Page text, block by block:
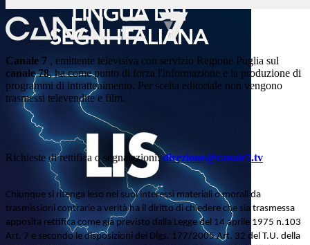
Canale 7 , emittente televisiva con servizio Regione Puglia sul
canale 78, ha come punto di forza l'informazione e la produzione di
programmi di intrattenimento. Per scelta editoriale non vengono
trasmessi televendite e film.
Richieste di rettifica o segnalazioni: direzione@canale7.tv
Chiunque si ritenga leso nei suoi interessi materiali o morali da
trasmissioni contrarie a verità ha il diritto di chiedere che sia trasmessa
apposita rettifica come già previsto dalla Legge del 14 aprile 1975 n.103
Art. 7 e secondo le disposizioni del Dlgs. 177/2005 Art. 32 del T.U. della